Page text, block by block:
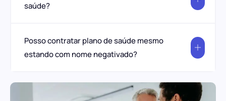
saúde?
Posso contratar plano de saúde mesmo
estando com nome negativado?